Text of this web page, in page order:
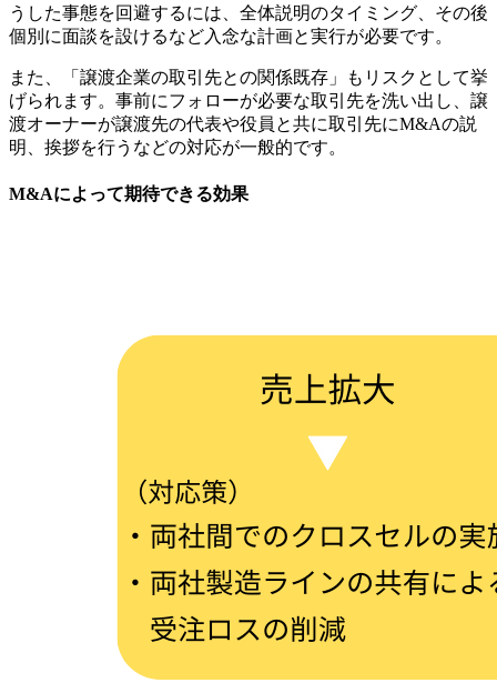
うした事態を回避するには、全体説明のタイミング、その後
個別に面談を設けるなど入念な計画と実行が必要です。
また、「譲渡企業の取引先との関係既存」もリスクとして挙
げられます。事前にフォローが必要な取引先を洗い出し、譲
渡オーナーが譲渡先の代表や役員と共に取引先にM&Aの説
明、挨拶を行うなどの対応が一般的です。
M&Aによって期待できる効果